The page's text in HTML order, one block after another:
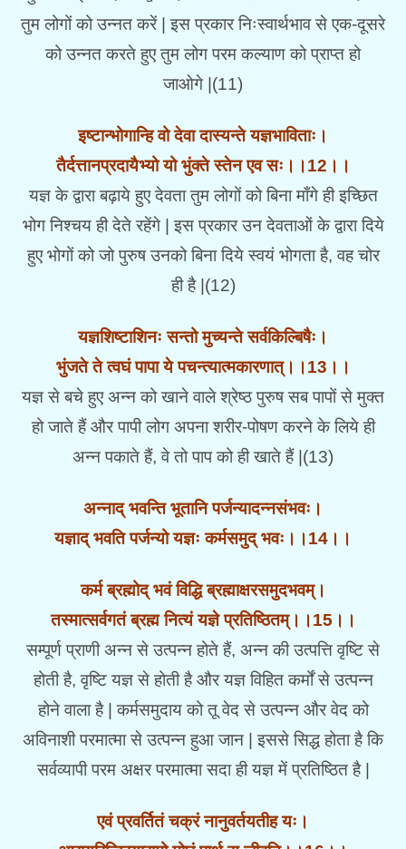
तुम लोगों को उन्नत करें | इस प्रकार निःस्वार्थभाव से एक-दूसरे
को उन्नत करते हुए तुम लोग परम कल्याण को प्राप्त हो
जाओगे |(11)
इष्टान्भोगान्हि वो देवा दास्यन्ते यज्ञभाविताः।
तैर्दत्तानप्रदायैभ्यो यो भुंक्ते स्तेन एव सः।।12।।
यज्ञ के द्वारा बढ़ाये हुए देवता तुम लोगों को बिना माँगे ही इच्छित
भोग निश्चय ही देते रहेंगे | इस प्रकार उन देवताओं के द्वारा दिये
हुए भोगों को जो पुरुष उनको बिना दिये स्वयं भोगता है, वह चोर
ही है |(12)
यज्ञशिष्टाशिनः सन्तो मुच्यन्ते सर्वकिल्बिषैः।
भुंजते ते त्वघं पापा ये पचन्त्यात्मकारणात्।।13।।
यज्ञ से बचे हुए अन्न को खाने वाले श्रेष्ठ पुरुष सब पापों से मुक्त
हो जाते हैं और पापी लोग अपना शरीर-पोषण करने के लिये ही
अन्न पकाते हैं, वे तो पाप को ही खाते हैं |(13)
अन्नाद् भवन्ति भूतानि पर्जन्यादन्नसंभवः।
यज्ञाद् भवति पर्जन्यो यज्ञः कर्मसमुद् भवः।।14।।
कर्म ब्रह्मोद् भवं विद्धि ब्रह्माक्षरसमुदभवम्।
तस्मात्सर्वगतं ब्रह्म नित्यं यज्ञे प्रतिष्ठितम्।।15।।
सम्पूर्ण प्राणी अन्न से उत्पन्न होते हैं, अन्न की उत्पत्ति वृष्टि से
होती है, वृष्टि यज्ञ से होती है और यज्ञ विहित कर्मों से उत्पन्न
होने वाला है | कर्मसमुदाय को तू वेद से उत्पन्न और वेद को
अविनाशी परमात्मा से उत्पन्न हुआ जान | इससे सिद्ध होता है कि
सर्वव्यापी परम अक्षर परमात्मा सदा ही यज्ञ में प्रतिष्ठित है |
एवं प्रवर्तितं चक्रं नानुवर्तयतीह यः।